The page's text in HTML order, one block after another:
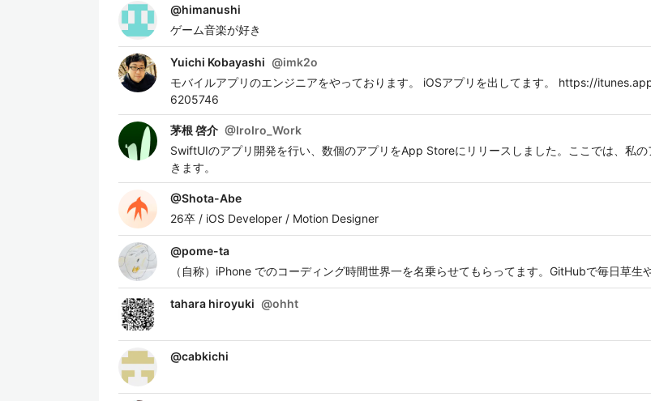
@himanushi
ゲーム音楽が好き
Yuichi Kobayashi @imk2o
モバイルアプリのエンジニアをやっております。 iOSアプリを出してます。 https://
6205746
茅根 啓介 @IroIro_Work
SwiftUIのアプリ開発を行い、数個のアプリをApp Storeにリリースしました。ここでは、私
きます。
@Shota-Abe
26卒 / iOS Developer / Motion Designer
@pome-ta
（自称）iPhone でのコーディング時間世界一を名乗らせてもらってます。GitHubで毎日草生
tahara hiroyuki @ohht
@cabkichi